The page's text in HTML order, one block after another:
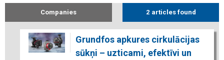
Companies 2 articles found
Grundfos apkures cirkulācijas
sūkņi – uzticami, efektīvi un